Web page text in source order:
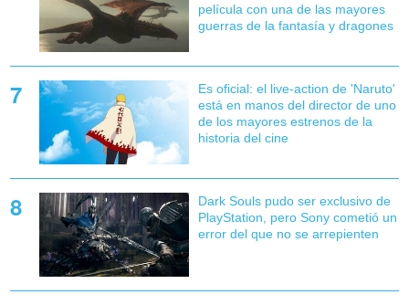
película con una de las mayores
guerras de la fantasía y dragones
Es oficial: el live-action de 'Naruto'
está en manos del director de uno
de los mayores estrenos de la
historia del cine
Dark Souls pudo ser exclusivo de
PlayStation, pero Sony cometió un
error del que no se arrepienten